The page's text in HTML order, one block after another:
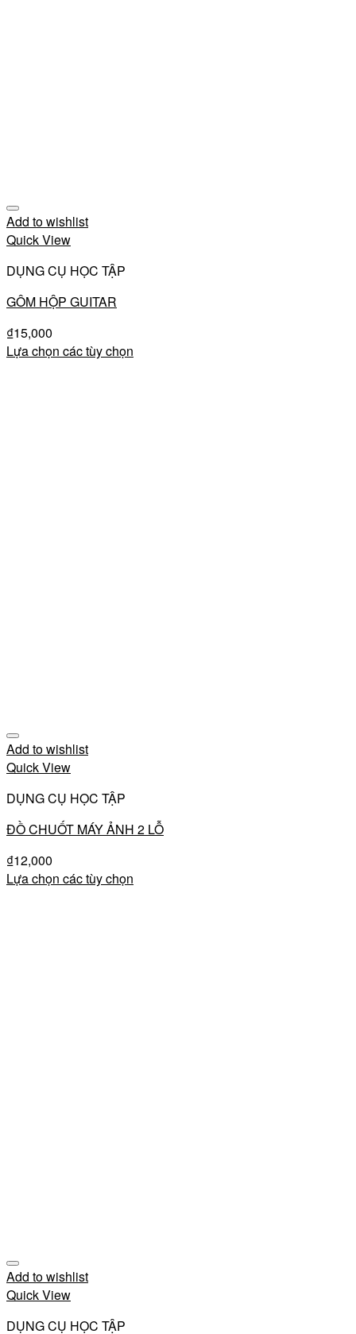
Add to wishlist
Quick View
DỤNG CỤ HỌC TẬP
GÔM HỘP GUITAR
₫15,000
Lựa chọn các tùy chọn
Add to wishlist
Quick View
DỤNG CỤ HỌC TẬP
ĐỒ CHUỐT MÁY ẢNH 2 LỖ
₫12,000
Lựa chọn các tùy chọn
Add to wishlist
Quick View
DỤNG CỤ HỌC TẬP